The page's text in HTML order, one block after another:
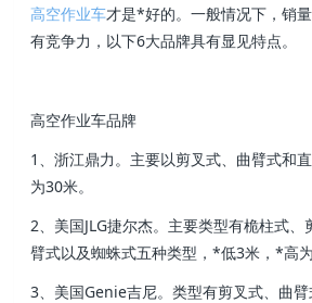
高空作业车才是*好的。一般情况下，销
有竞争力，以下6大品牌具有显见特点。
高空作业车品牌
1、浙江鼎力。主要以剪叉式、曲臂式和
为30米。
2、美国JLG捷尔杰。主要类型有桅柱式、
臂式以及蜘蛛式五种类型，*低3米，*高为
3、美国Genie吉尼。类型有剪叉式、曲